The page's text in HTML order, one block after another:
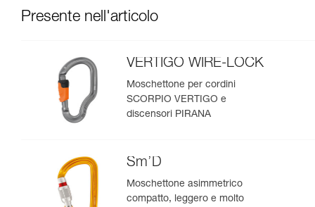
Presente nell'articolo
VERTIGO WIRE-LOCK
Moschettone per cordini
SCORPIO VERTIGO e
discensori PIRANA
Sm’D
Moschettone asimmetrico
compatto, leggero e molto